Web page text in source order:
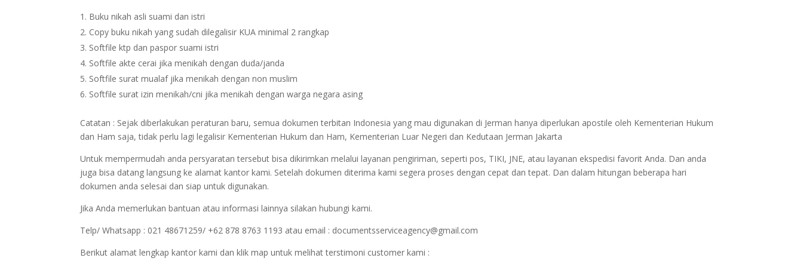
Buku nikah asli suami dan istri
Copy buku nikah yang sudah dilegalisir KUA minimal 2 rangkap
Softfile ktp dan paspor suami istri
Softfile akte cerai jika menikah dengan duda/janda
Softfile surat mualaf jika menikah dengan non muslim
Softfile surat izin menikah/cni jika menikah dengan warga negara asing
Catatan : Sejak diberlakukan peraturan baru, semua dokumen terbitan Indonesia yang mau digunakan di Jerman hanya diperlukan apostile oleh Kementerian Hukum
dan Ham saja, tidak perlu lagi legalisir Kementerian Hukum dan Ham, Kementerian Luar Negeri dan Kedutaan Jerman Jakarta
Untuk mempermudah anda persyaratan tersebut bisa dikirimkan melalui layanan pengiriman, seperti pos, TIKI, JNE, atau layanan ekspedisi favorit Anda. Dan anda
juga bisa datang langsung ke alamat kantor kami. Setelah dokumen diterima kami segera proses dengan cepat dan tepat. Dan dalam hitungan beberapa hari
dokumen anda selesai dan siap untuk digunakan.
Jika Anda memerlukan bantuan atau informasi lainnya silakan hubungi kami.
Telp/ Whatsapp : 021 48671259/ +62 878 8763 1193 atau email : documentsserviceagency@gmail.com
Berikut alamat lengkap kantor kami dan klik map untuk melihat terstimoni customer kami :